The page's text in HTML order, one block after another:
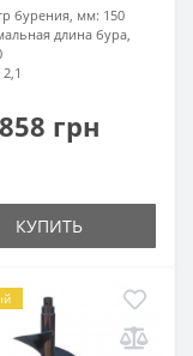
бурения, мм: 150
длина бура,
2,1
858 грн
КУПИТЬ